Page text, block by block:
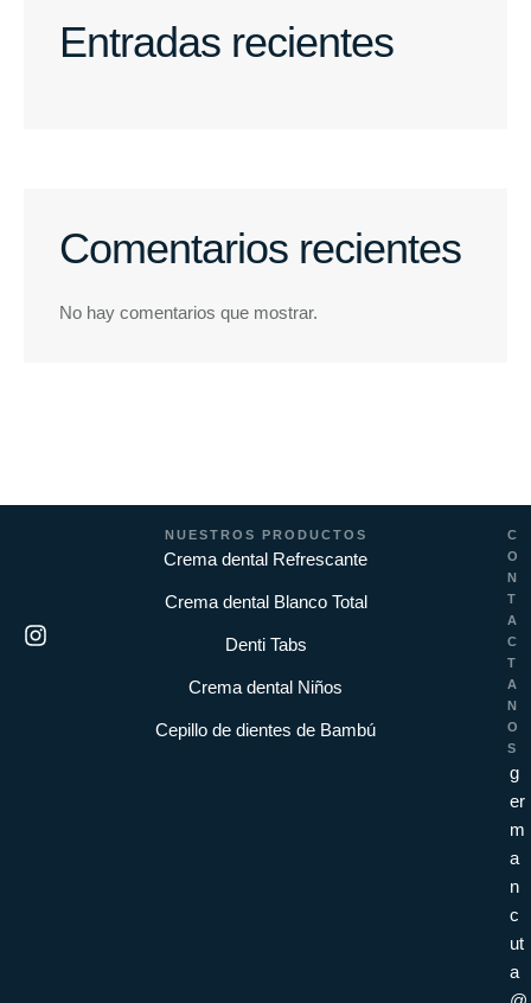
Entradas recientes
Comentarios recientes
No hay comentarios que mostrar.
NUESTROS PRODUCTOS
Crema dental Refrescante
Crema dental Blanco Total
Denti Tabs
Crema dental Niños
Cepillo de dientes de Bambú
C
O
N
T
A
C
T
A
N
O
S
g
er
m
a
n
c
ut
a